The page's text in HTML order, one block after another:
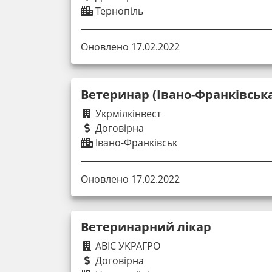
Тернопіль
Оновлено 17.02.2022
Ветеринар (Івано-
Укрмілкінвест
Договірна
Івано-Франківськ
Оновлено 17.02.2022
Ветеринарний лікар
АВІС УКРАГРО
Договірна